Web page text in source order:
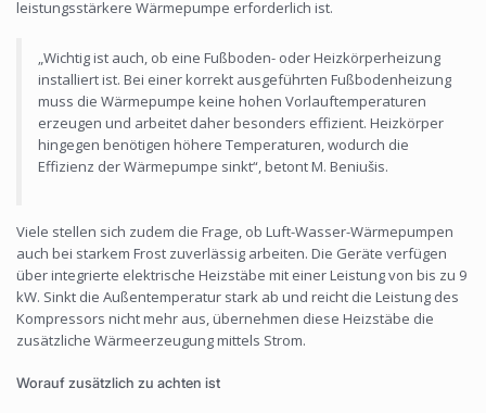
leistungsstärkere Wärmepumpe erforderlich ist.
„Wichtig ist auch, ob eine Fußboden- oder Heizkörperheizung
installiert ist. Bei einer korrekt ausgeführten Fußbodenheizung
muss die Wärmepumpe keine hohen Vorlauftemperaturen
erzeugen und arbeitet daher besonders effizient. Heizkörper
hingegen benötigen höhere Temperaturen, wodurch die
Effizienz der Wärmepumpe sinkt“, betont M. Beniušis.
Viele stellen sich zudem die Frage, ob Luft-Wasser-Wärmepumpen
auch bei starkem Frost zuverlässig arbeiten. Die Geräte verfügen
über integrierte elektrische Heizstäbe mit einer Leistung von bis zu 9
kW. Sinkt die Außentemperatur stark ab und reicht die Leistung des
Kompressors nicht mehr aus, übernehmen diese Heizstäbe die
zusätzliche Wärmeerzeugung mittels Strom.
Worauf zusätzlich zu achten ist